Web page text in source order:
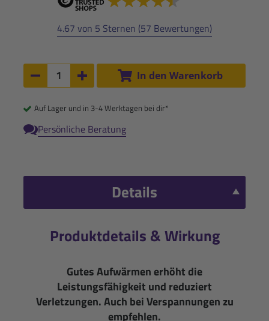
4.67 von 5 Sternen (57 Bewertungen)
Anzahl:
Anzahl um 1 verringern
Anzahl um 1 erhöhen
In den Warenkorb
Auf Lager und in 3-4 Werktagen bei dir*
Persönliche Beratung
Details
Produktdetails & Wirkung
Gutes Aufwärmen erhöht die
Leistungsfähigkeit und reduziert
Verletzungen. Auch bei Verspannungen zu
empfehlen.